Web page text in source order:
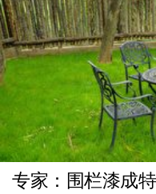
专家：围栏漆成